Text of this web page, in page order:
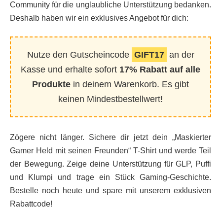
Community für die unglaubliche Unterstützung bedanken.
Deshalb haben wir ein exklusives Angebot für dich:
Nutze den Gutscheincode GIFT17 an der
Kasse und erhalte sofort 17% Rabatt auf alle
Produkte in deinem Warenkorb. Es gibt
keinen Mindestbestellwert!
Zögere nicht länger. Sichere dir jetzt dein „Maskierter
Gamer Held mit seinen Freunden“ T-Shirt und werde Teil
der Bewegung. Zeige deine Unterstützung für GLP, Puffi
und Klumpi und trage ein Stück Gaming-Geschichte.
Bestelle noch heute und spare mit unserem exklusiven
Rabattcode!